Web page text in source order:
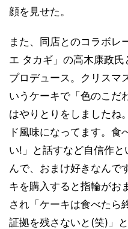
顔を見せた。
また、同店とのコラボレ
エ タカギ」の高木康政
プロデュース。クリスマ
いうケーキで「色のこだ
はやりとりをしましたね
ド風味になってます。食
い!」と話すなど自信作
んで、おまけ好きなんで
キを購入すると指輪がお
され「ケーキは食べたら
証拠を残さないと(笑)」